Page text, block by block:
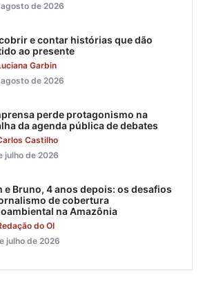
de 2026
e contar histórias que dão
ao presente
Garbin
de 2026
perde protagonismo na
da agenda pública de debates
Castilho
julho de 2026
e Bruno, 4 anos depois: os desafios
de cobertura
na Amazônia
do OI
julho de 2026